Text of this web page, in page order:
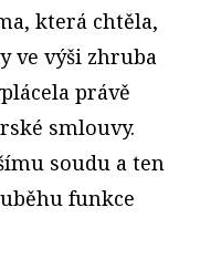
která chtěla,
ve výši zhruba
právě
smlouvy.
soudu a ten
funkce